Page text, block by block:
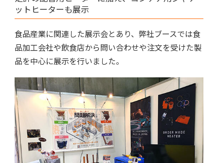
ットヒーターも展示
食品産業に関連した展示会とあり、弊社ブースでは食
品加工会社や飲食店から問い合わせや注文を受けた製
品を中心に展示を行いました。